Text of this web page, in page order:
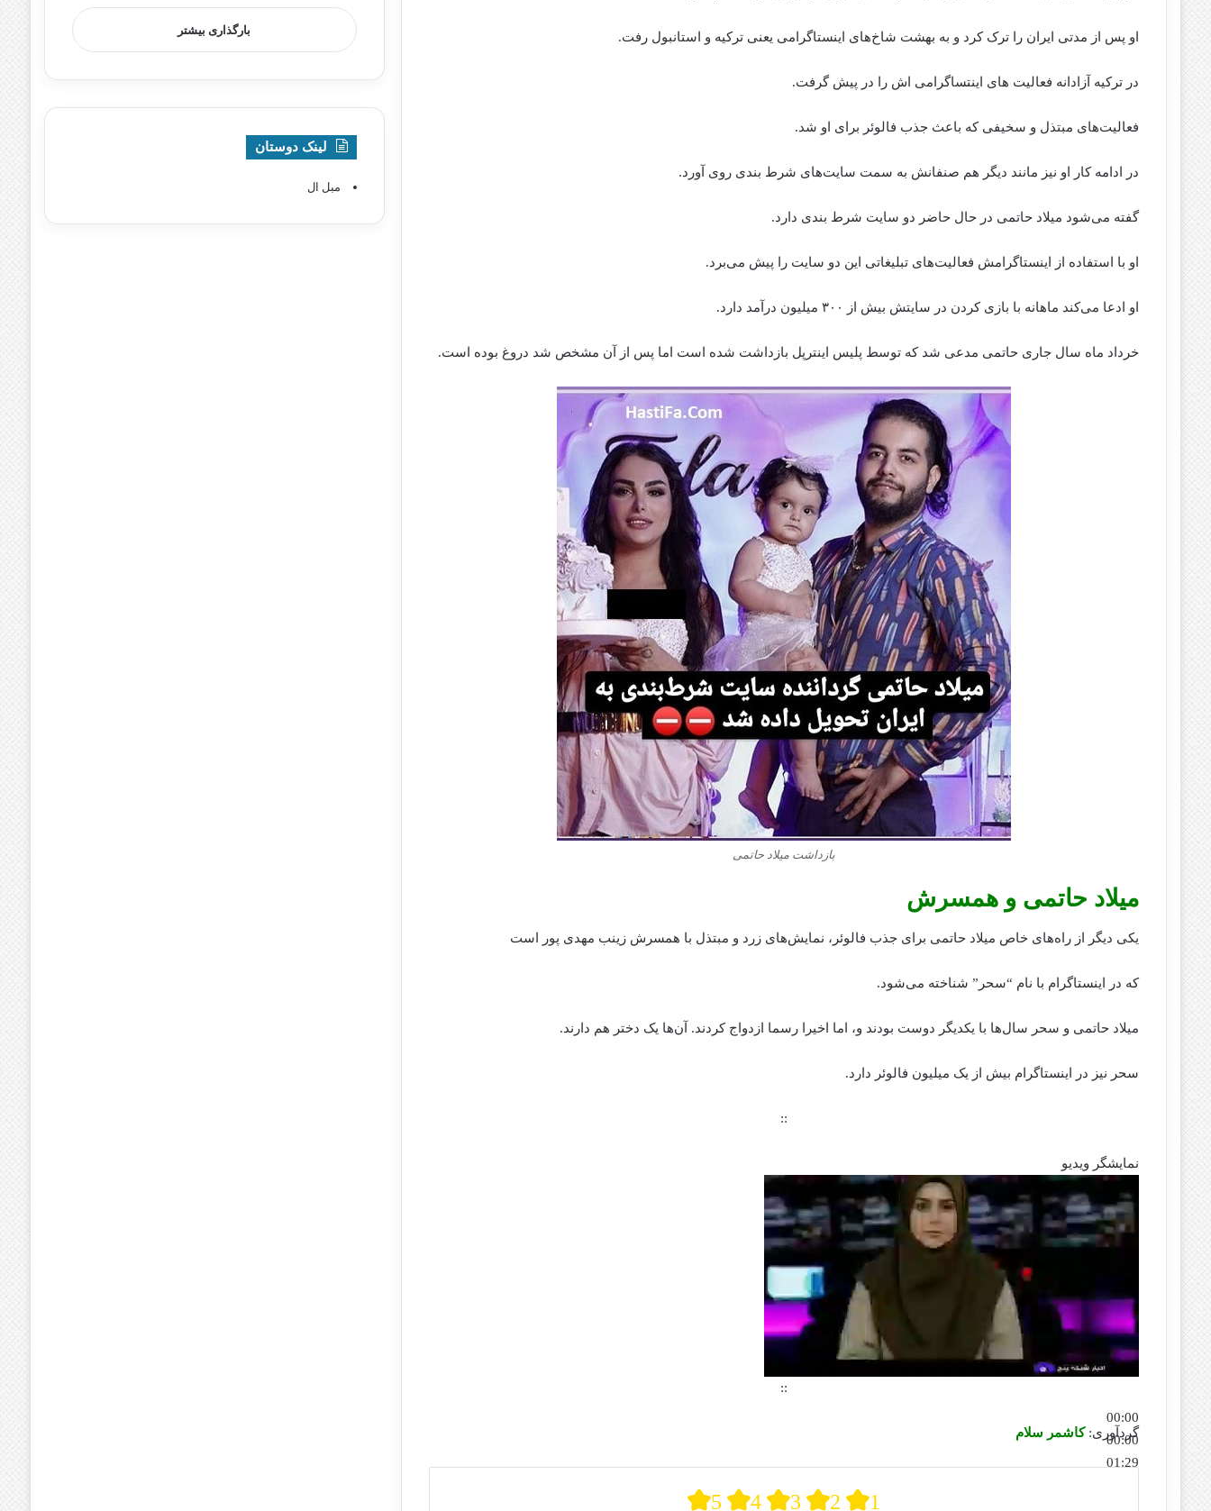
او پس از مدتی ایران را ترک کرد و به بهشت شاخ‌های اینستاگرامی یعنی ترکیه و استانبول رفت.
در ترکیه آزادانه فعالیت ‌های اینتساگرامی ‌اش را در پیش گرفت.
فعالیت‌های مبتذل و سخیفی که باعث جذب فالوئر برای او شد.
در ادامه کار او نیز مانند دیگر هم صنفانش به سمت سایت‌های شرط بندی روی آورد.
گفته می‌شود میلاد حاتمی در حال حاضر دو سایت شرط بندی دارد.
او با استفاده از اینستاگرامش فعالیت‌های تبلیغاتی این دو سایت را پیش می‌برد.
او ادعا می‌کند ماهانه با بازی کردن در سایتش بیش از ۳۰۰ میلیون درآمد دارد.
خرداد ماه سال جاری حاتمی مدعی شد که توسط پلیس اینترپل بازداشت شده است اما پس از آن مشخص شد دروغ بوده است.
بازداشت میلاد حاتمی
میلاد حاتمی و همسرش
یکی دیگر از راه‌های خاص میلاد حاتمی برای جذب فالوئر، نمایش‌های زرد و مبتذل با همسرش زینب مهدی پور است
که در اینستاگرام با نام “سحر” شناخته می‌شود.
میلاد حاتمی و سحر سال‌ها با یکدیگر دوست بودند و، اما اخیرا رسما ازدواج کردند. آن‌ها یک دختر هم دارند.
سحر نیز در اینستاگرام بیش از یک میلیون فالوئر دارد.
::
نمایشگر ویدیو
00:00
00:00
01:29
::
گردآوری:کاشمر سلام
5 4 3 2 1
بارگذاری بیشتر
لینک دوستان
مبل ال